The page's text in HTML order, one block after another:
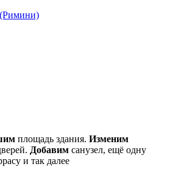
площадь здания. Изменим
Добавим санузел, ещё одну
и так далее